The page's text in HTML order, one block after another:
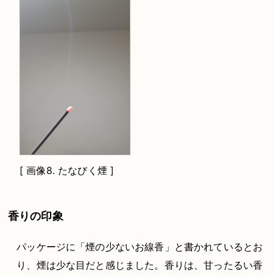
[画像8. たなびく煙 ]
香りの印象
パッケージに「煙の少ないお線香」と書かれているとお
り、煙は少な目だと感じました。香りは、甘ったるい香